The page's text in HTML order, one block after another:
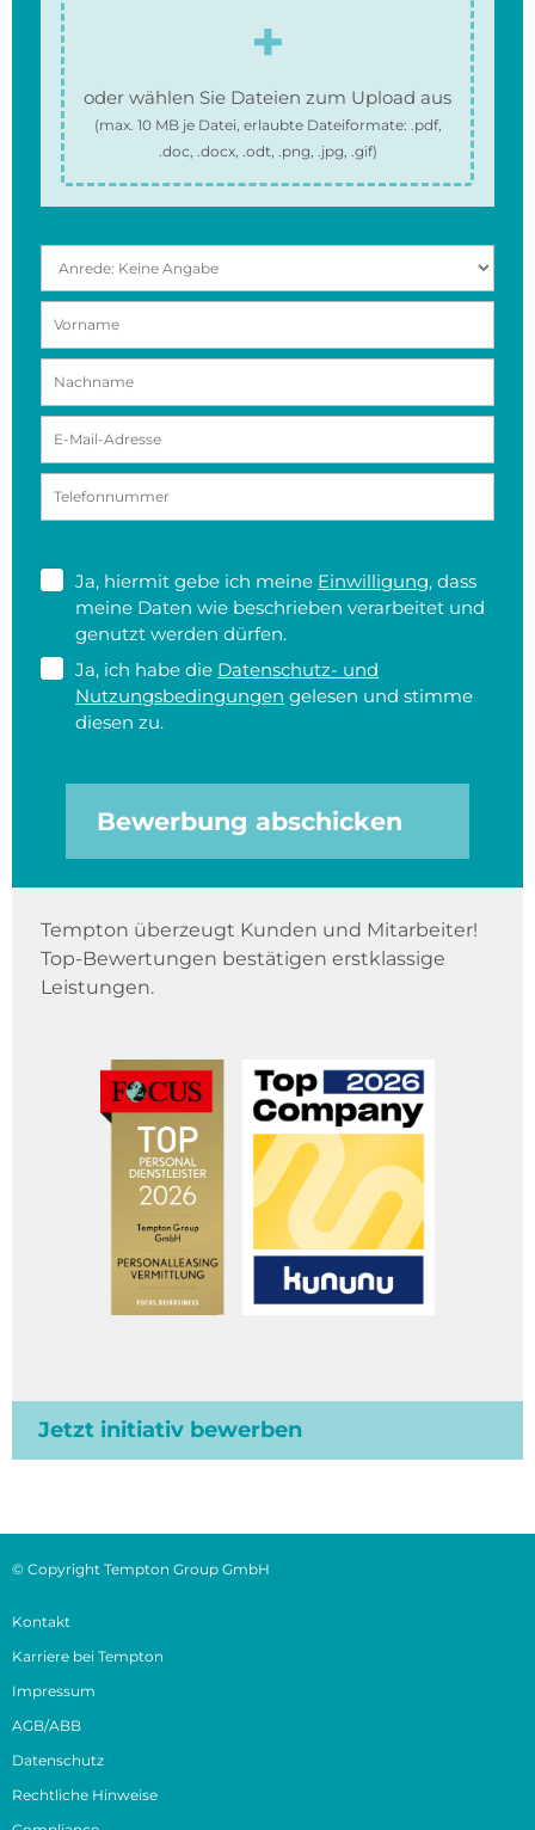
oder wählen Sie Dateien zum Upload aus
(max. 10 MBje Datei, erlaubte Dateiformate: .pdf,
.doc, .docx, .odt, .png, .jpg, .gif)
Ja, hiermit gebe ich meine Einwilligung, dass
meine Daten wie beschrieben verarbeitet und
genutzt werden dürfen.
Ja, ich habe die Datenschutz- und
Nutzungsbedingungen gelesen und stimme
diesen zu.
Bewerbung abschicken
Tempton überzeugt Kunden und Mitarbeiter!
Top-Bewertungen bestätigen erstklassige
Leistungen.
Jetzt initiativ bewerben
© Copyright Tempton Group GmbH
Kontakt
Karriere bei Tempton
Impressum
AGB/ABB
Datenschutz
Rechtliche Hinweise